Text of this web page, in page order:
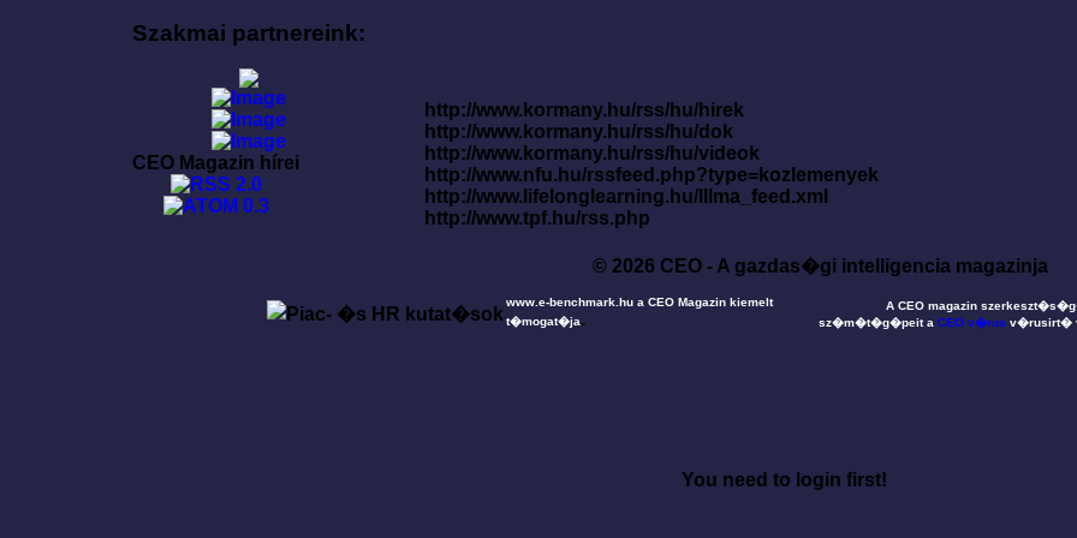
Szakmai partnereink:
CEO Magazin hírei
http://www.kormany.hu/rss/hu/hirek
http://www.kormany.hu/rss/hu/dok
http://www.kormany.hu/rss/hu/videok
http://www.nfu.hu/rssfeed.php?type=kozlemenyek
http://www.lifelonglearning.hu/lllma_feed.xml
http://www.tpf.hu/rss.php
You need to login first!
© 2026 CEO - A gazdas�gi intelligencia magazinja
www.e-benchmark.hu a CEO Magazin kiemelt
t�mogat�ja.
A CEO magazin
sz�m�t�g�peit a CEO v�rus v�rusirt�